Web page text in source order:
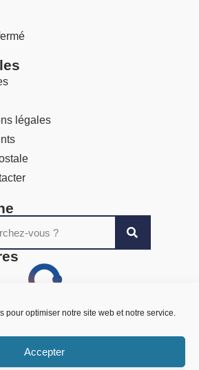
pour optimiser notre site web et notre service.
Accepter
légales